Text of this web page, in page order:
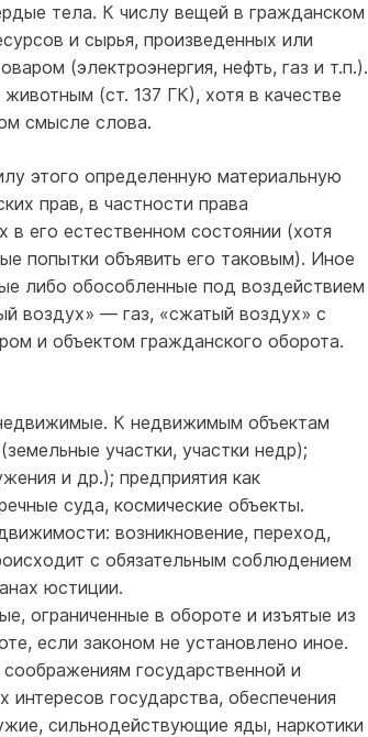
тела. К числу вещей в гра­жданском
и сырья, произведенных или
(электроэнергия, нефть, газ и т.п.).
(ст. 137 ГК), хотя в качестве
смысле слова.
этого опреде­ленную материальную
прав, в частности права
его естественном состоянии (хотя
попытки объявить его таковым). Иное
либо обо­собленные под воздействием
воздух» — газ, «сжатый воздух» с
и объектом гражданского оборота.
К недвижимым объектам
участки, участки недр);
и др.); предприятия как
суда, космические объекты.
возникновение, переход,
с обязательным соблюдением
юстиции.
ограниченные в обороте и изъятые из
если законом не установлено иное.
государственной и
государства, обеспечения
сильнодействующие яды, наркотики